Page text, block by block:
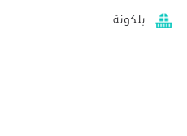
بلكونة